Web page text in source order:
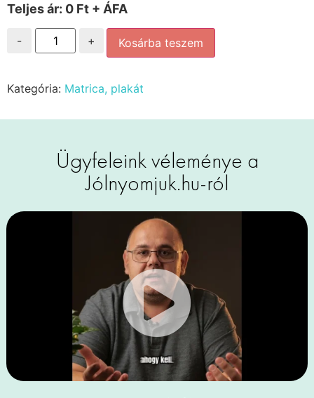
Teljes ár: 0 Ft + ÁFA
- + Kosárba teszem
Kategória: Matrica, plakát
Ügyfeleink véleménye a
Jólnyomjuk.hu-ról